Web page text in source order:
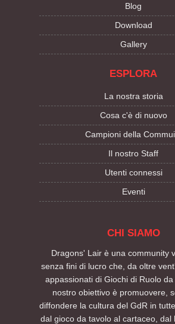
Blog
Download
Gallery
ESPLORA
La nostra storia
Cosa c'è di nuovo
Campioni della
Il nostro Staff
Utenti connessi
Eventi
CHI SIAMO
Dragons' Lair è una community
senza fini di lucro che, da oltre
appassionati di Giochi di Ruolo
nostro obiettivo è promuovere,
diffondere la cultura del GdR in
dal gioco da tavolo al cartaceo, dal